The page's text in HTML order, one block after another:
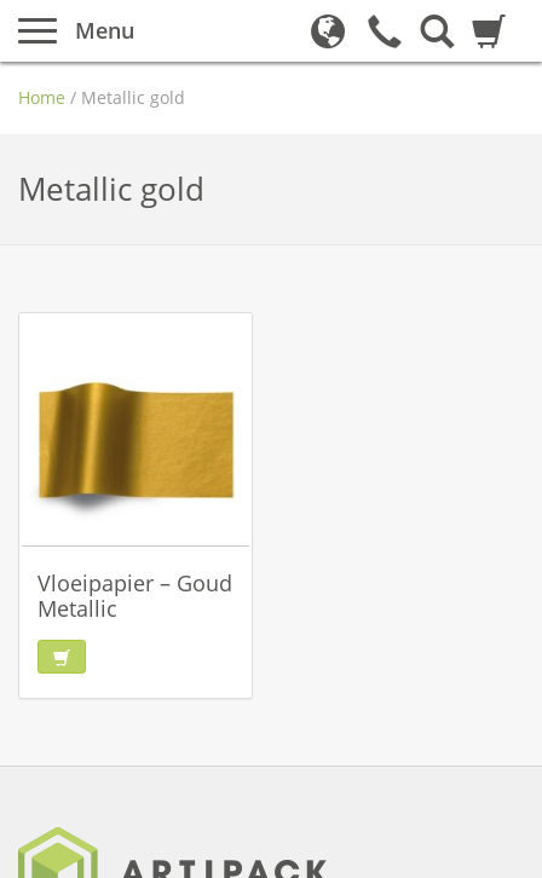
Menu
Home / Metallic gold
Metallic gold
Vloeipapier – Goud
Metallic